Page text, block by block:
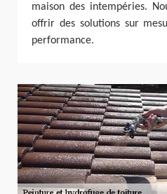
maison des intempéries.
offrir des solutions sur
performance.